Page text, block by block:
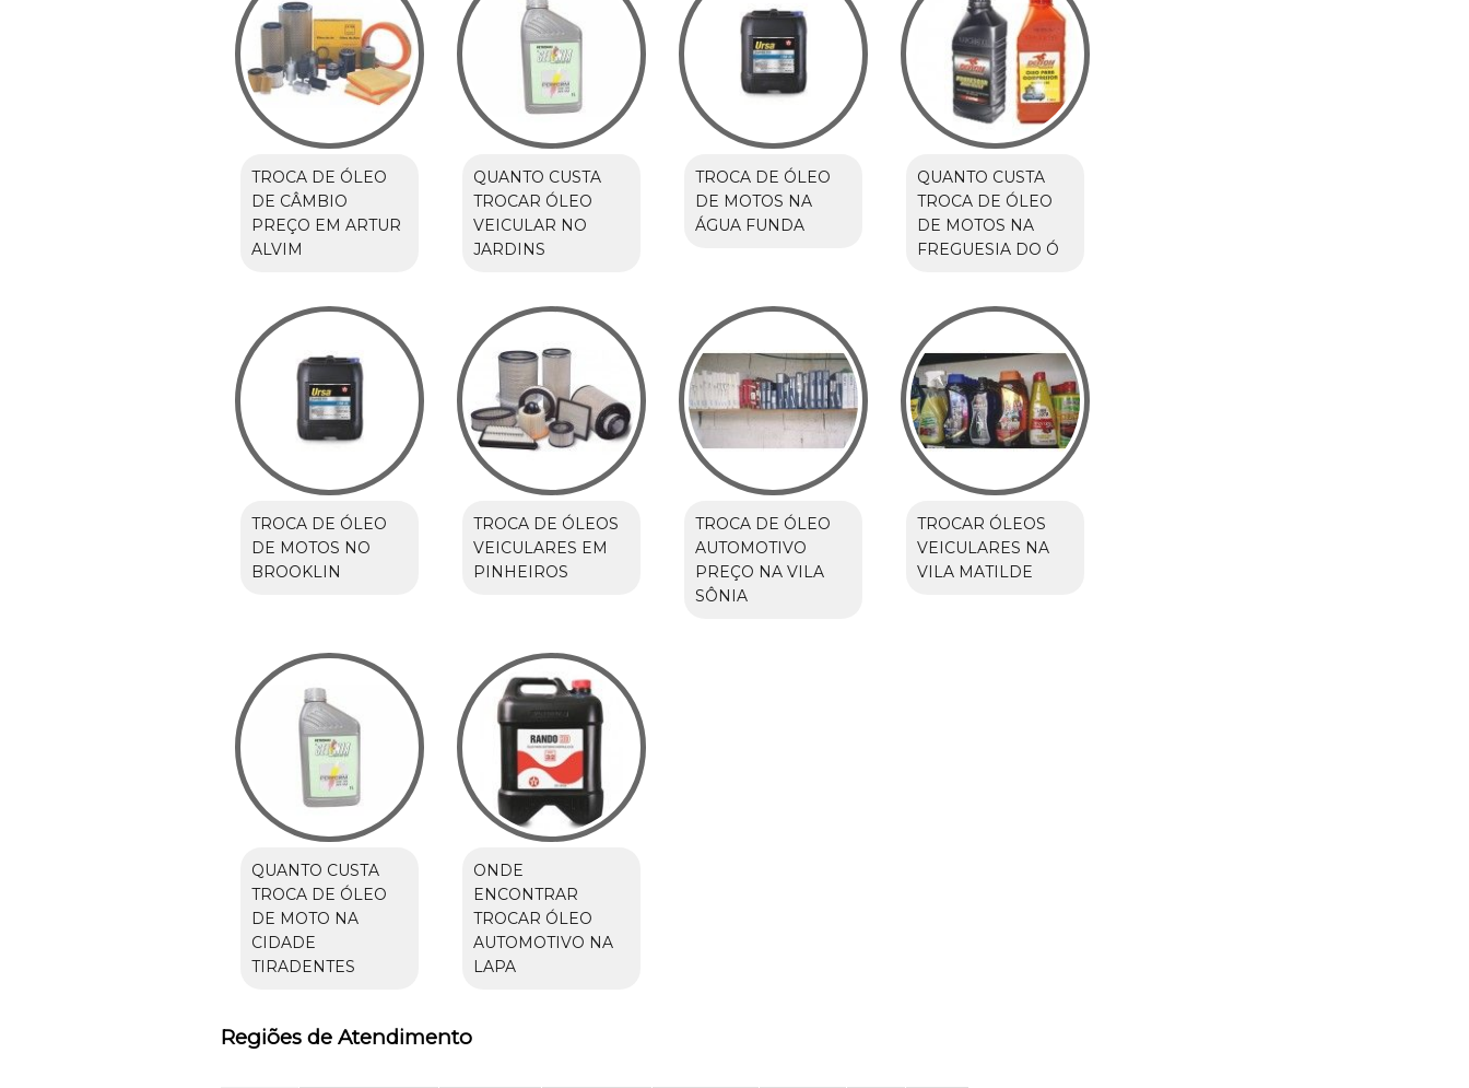
TROCA DE ÓLEO
DE CÂMBIO
PREÇO EM ARTUR
ALVIM
QUANTO CUSTA
TROCAR ÓLEO
VEICULAR NO
JARDINS
TROCA DE ÓLEO
DE MOTOS NA
ÁGUA FUNDA
QUANTO CUSTA
TROCA DE ÓLEO
DE MOTOS NA
FREGUESIA DO Ó
TROCA DE ÓLEO
DE MOTOS NO
BROOKLIN
TROCA DE ÓLEOS
VEICULARES EM
PINHEIROS
TROCA DE ÓLEO
AUTOMOTIVO
PREÇO NA VILA
SÔNIA
TROCAR ÓLEOS
VEICULARES NA
VILA MATILDE
QUANTO CUSTA
TROCA DE ÓLEO
DE MOTO NA
CIDADE
TIRADENTES
ONDE
ENCONTRAR
TROCAR ÓLEO
AUTOMOTIVO NA
LAPA
Regiões de Atendimento